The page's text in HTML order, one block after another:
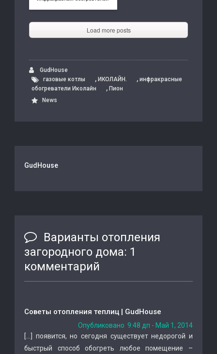
Load more posts
GudHouse
газовые котлы
, ИКОЛАЙН. , инфракрасные
обогреватели Иколайн
, Пион
News
GudHouse
Варианты отопления
загородного дома: 1
комментарий
Советы отопления теплиц | GudHouse
Опубликовано 9:48 дп - Май 1, 2014
[…] появится, но сегодня существует недорогой и
быстрый способ обогреть любое помещение –